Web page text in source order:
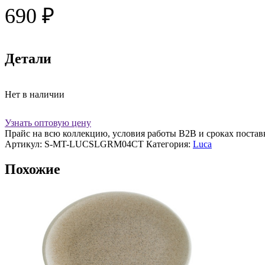
690 ₽
Детали
Нет в наличии
Узнать оптовую цену
Прайс на всю коллекцию, условия работы В2В и сроках
Артикул: S-MT-LUCSLGRM04CT Категория: Luca
Похожие